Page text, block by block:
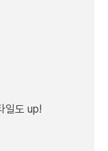
일도 up!